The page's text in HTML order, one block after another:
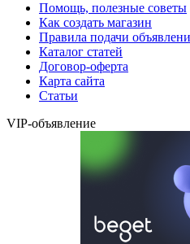
Помощь, полезные советы
Как создать магазин
Правила подачи
Каталог статей
Договор-оферта
Карта сайта
Статьи
VIP-объявление